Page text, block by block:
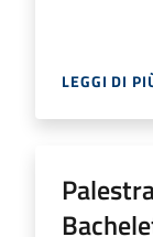
LEGGI DI